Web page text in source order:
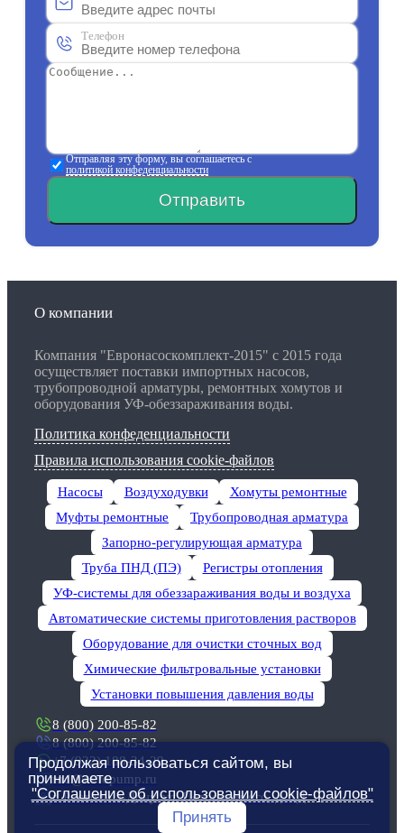
Телефон
Отправляя эту форму, вы соглашаетесь с
политикой конфеденциальности
Отправить
О компании
Компания "Евронасоскомплект-2015" с 2015 года
осуществляет поставки импортных насосов,
трубопроводной арматуры, ремонтных хомутов и
оборудования УФ-обеззараживания воды.
Политика конфеденциальности
Правила использования cookie-файлов
Насосы Воздуходувки
Хомуты ремонтные
Муфты ремонтные
Трубопроводная арматура
Запорно-регулирующая арматура
Труба ПНД (ПЭ)
Регистры отопления
УФ-системы для обеззараживания воды и воздуха
Автоматические системы приготовления растворов
Оборудование для очистки сточных вод
Химические фильтровальные установки
Установки повышения давления воды
8 (800) 200-85-82
8 (800) 200-85-82
+7 (922) 188-34-29
rnd@evropump.ru
г. Ростов-на-Дону, ул. ​Петрожицкого, д. 1Д
Продолжая пользоваться сайтом, вы
принимаете
"Соглашение об использовании cookie-файлов"
Принять